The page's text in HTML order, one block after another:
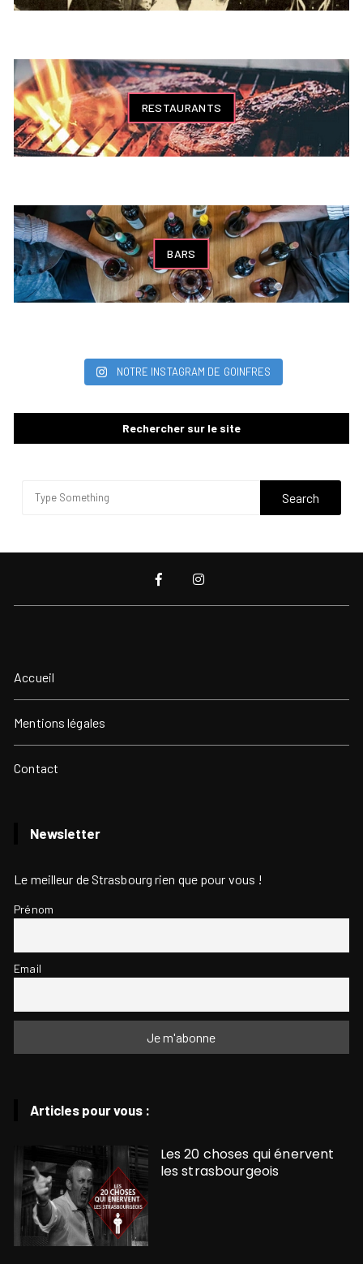
RESTAURANTS
BARS
NOTRE INSTAGRAM DE GOINFRES
Rechercher sur le site
Accueil
Mentions légales
Contact
Newsletter
Le meilleur de Strasbourg rien que pour vous !
Prénom
Email
Articles pour vous :
Les 20 choses qui énervent
les strasbourgeois